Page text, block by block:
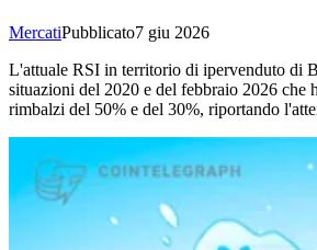
MercatiPubblicato7 giu 2026
L'attuale RSI in territorio di ipervenduto di
situazioni del 2020 e del febbraio 2026 che
rimbalzi del 50% e del 30%, riportando